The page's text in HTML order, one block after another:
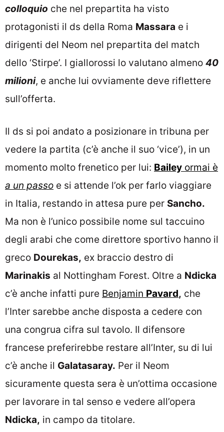
colloquio che nel prepartita ha visto
protagonisti il ds della Roma Massara e i
dirigenti del Neom nel prepartita del match
dello ‘Stirpe’. I giallorossi lo valutano almeno 40
milioni, e anche lui ovviamente deve riflettere
sull’offerta.
Il ds si poi andato a posizionare in tribuna per
vedere la partita (c’è anche il suo ‘vice’), in un
momento molto frenetico per lui: Bailey ormai è
a un passo e si attende l’ok per farlo viaggiare
in Italia, restando in attesa pure per Sancho.
Ma non è l’unico possibile nome sul taccuino
degli arabi che come direttore sportivo hanno il
greco Dourekas, ex braccio destro di
Marinakis al Nottingham Forest. Oltre a Ndicka
c’è anche infatti pure Benjamin Pavard, che
l’Inter sarebbe anche disposta a cedere con
una congrua cifra sul tavolo. Il difensore
francese preferirebbe restare all’Inter, su di lui
c’è anche il Galatasaray. Per il Neom
sicuramente questa sera è un’ottima occasione
per lavorare in tal senso e vedere all’opera
Ndicka, in campo da titolare.